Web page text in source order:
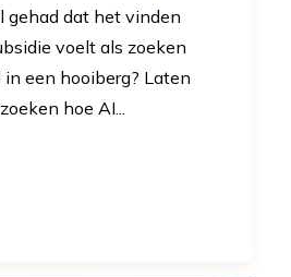
gehad dat het vinden
voelt als zoeken
in een hooiberg? Laten
hoe AI...